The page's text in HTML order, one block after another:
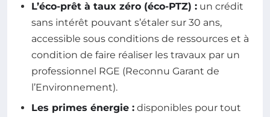
L’éco-prêt à taux zéro (éco-PTZ) : un crédit
sans intérêt pouvant s’étaler sur 30 ans,
accessible sous conditions de ressources et à
condition de faire réaliser les travaux par un
professionnel RGE (Reconnu Garant de
l’Environnement).
Les primes énergie : disponibles pour tout